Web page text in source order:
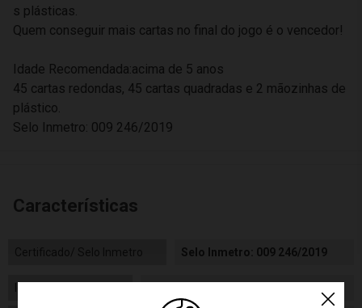
s plásticas.
Quem conseguir mais cartas no final do jogo é o vencedor!
Idade Recomendada:acima de 5 anos
45 cartas redondas, 45 cartas quadradas e 2 mãozinhas de
plástico.
Selo Inmetro: 009 246/2019
Características
Selo Inmetro: 009 246/2019